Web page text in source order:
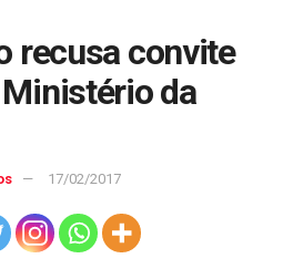
recusa convite
da
17/02/2017